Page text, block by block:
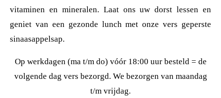
vitaminen en mineralen. Laat ons uw dorst lessen en
geniet van een gezonde lunch met onze vers geperste
sinaasappelsap.
Op werkdagen (ma t/m do) vóór 18:00 uur besteld = de
volgende dag vers bezorgd. We bezorgen van maandag
t/m vrijdag.